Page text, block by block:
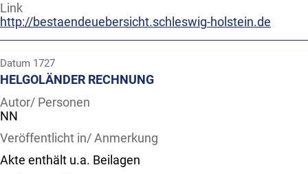
Link
http://bestaendeuebersicht.schleswig-holstein.de
Datum 1727
HELGOLÄNDER RECHNUNG
Autor/ Personen
NN
Veröffentlicht in/ Anmerkung
Akte enthält u.a. Beilagen